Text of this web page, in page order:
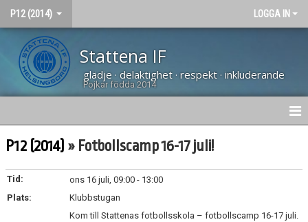
P12 (2014) LOGGA IN
Stattena IF
glädje · delaktighet · respekt · inkluderande
Pojkar födda 2014
HEM
NYHETER
KALENDER
P12 (2014) » Fotbollscamp 16-17 juli!
Tid:
ons 16 juli, 09:00 - 13:00
Plats:
Klubbstugan
Kom till Stattenas fotbollsskola – fotbollscamp 16-17 juli.